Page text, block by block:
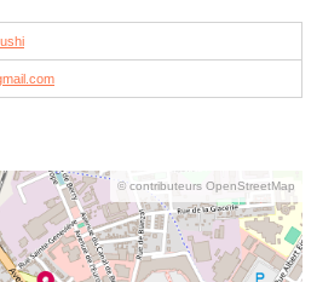
© contributeurs OpenStreetMap